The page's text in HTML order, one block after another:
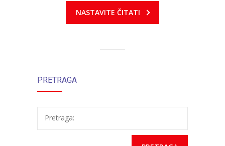
NASTAVITE ČITATI
PRETRAGA
Pretraga: